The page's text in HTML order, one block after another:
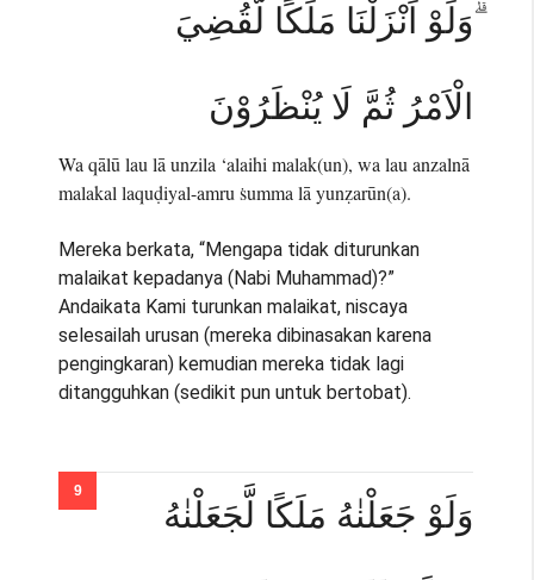
ۗوَلَوْ اَنْزَلْنَا مَلَكًا لَّقُضِيَ
الْاَمْرُ ثُمَّ لَا يُنْظَرُوْنَ
Wa qālū lau lā unzila ‘alaihi malak(un), wa lau anzalnā
malakal laquḍiyal-amru ṡumma lā yunẓarūn(a).
Mereka berkata, “Mengapa tidak diturunkan
malaikat kepadanya (Nabi Muhammad)?”
Andaikata Kami turunkan malaikat, niscaya
selesailah urusan (mereka dibinasakan karena
pengingkaran) kemudian mereka tidak lagi
ditangguhkan (sedikit pun untuk bertobat).
وَلَوْ جَعَلْنٰهُ مَلَكًا لَّجَعَلْنٰهُ